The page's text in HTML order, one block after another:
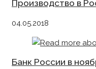
Производство в
04.05.2018
Банк России в